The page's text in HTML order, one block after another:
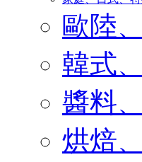
歐陸
韓式
醬料
烘焙